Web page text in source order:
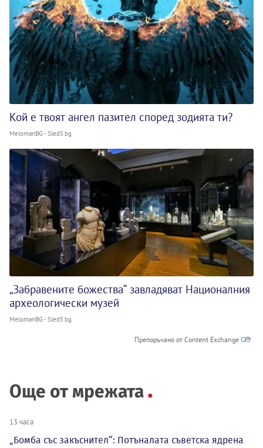
Кой е твоят ангел пазител според зодията ти?
MelomanBG - Sled5.bg
„Забравените божества“ завладяват Националния
археологически музей
MelomanBG - Sled5.bg
Препоръчано от Content Exchange
Още от мрежата
13 часа
„Бомба със закъснител“: Потъналата съветска ядрена